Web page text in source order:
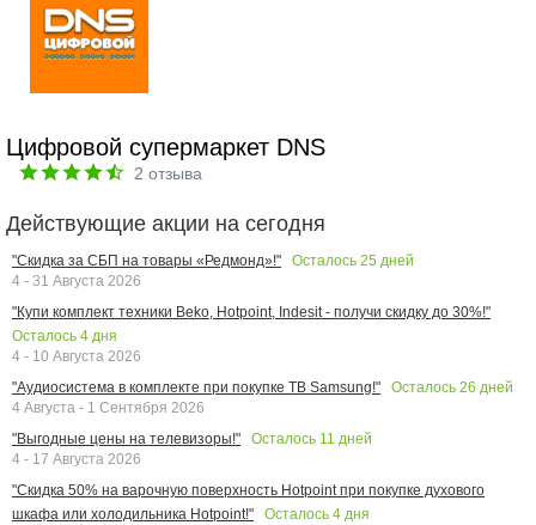
Цифровой супермаркет DNS
2 отзыва
Действующие акции на сегодня
"Скидка за СБП на товары «Редмонд»!" Осталось 25 дней
4 - 31 Августа 2026
"Купи комплект техники Beko, Hotpoint, Indesit - получи скидку до 30%!"
Осталось 4 дня
4 - 10 Августа 2026
"Аудиосистема в комплекте при покупке ТВ Samsung!"
Осталось 26 дней
4 Августа - 1 Сентября 2026
"Выгодные цены на телевизоры!"
Осталось 11 дней
4 - 17 Августа 2026
"Скидка 50% на варочную поверхность Hotpoint при покупке духового
шкафа или холодильника Hotpoint!"
Осталось 4 дня